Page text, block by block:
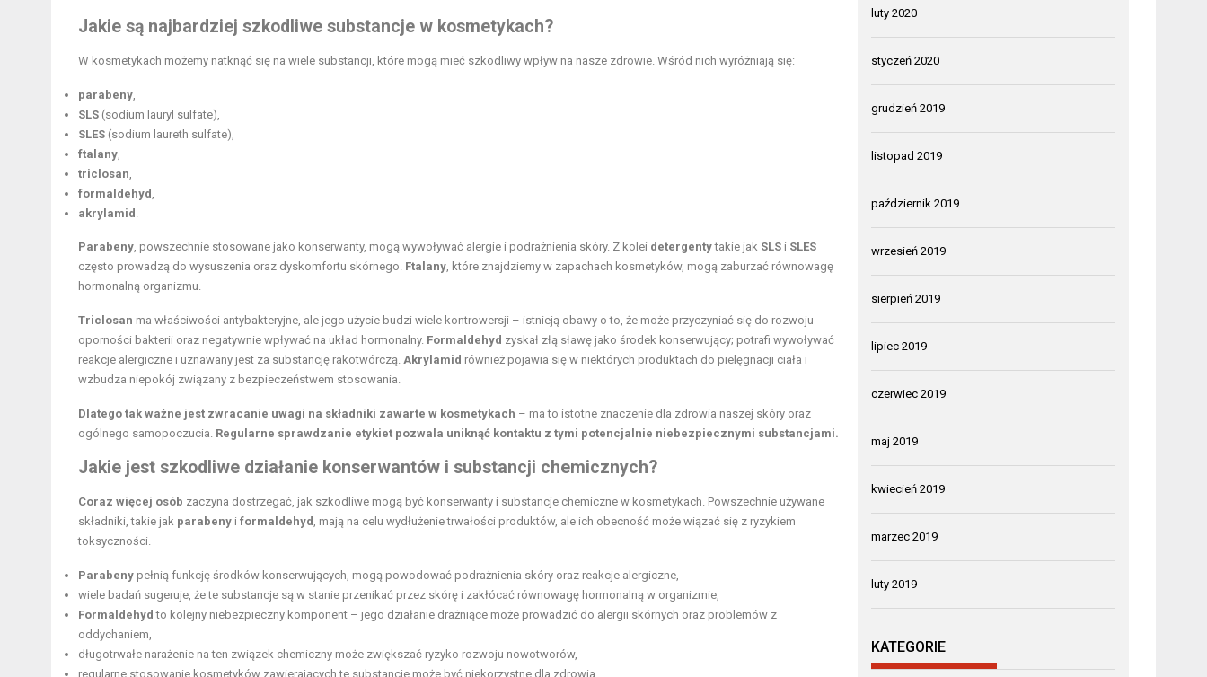
Jakie są najbardziej szkodliwe substancje w kosmetykach?
W kosmetykach możemy natknąć się na wiele substancji, które mogą mieć szkodliwy wpływ na nasze zdrowie. Wśród nich wyróżniają się:
parabeny
SLS (sodium lauryl sulfate),
SLES (sodium laureth sulfate),
ftalany
triclosan
formaldehyd
akrylamid
Parabeny , powszechnie stosowane jako konserwanty, mogą wywoływać alergie i podrażnienia skóry. Z kolei detergentytakie jak SLS i SLES
często prowadzą do wysuszenia oraz dyskomfortu skórnego. Ftalany , które znajdziemy w zapachach kosmetyków, mogą zaburzać równowagę
hormonalną organizmu.
Triclosan ma właściwości antybakteryjne, ale jego użycie budzi wiele kontrowersji – istnieją obawy o to, że może przyczyniać się do rozwoju
oporności bakterii oraz negatywnie wpływać na układ hormonalny. Formaldehyd zyskał złą sławę jako środek konserwujący; potrafi wywoływać
reakcje alergiczne i uznawany jest za substancję rakotwórczą. Akrylamid również pojawia się w niektórych produktach do pielęgnacji ciała i
wzbudza niepokój związany z bezpieczeństwem stosowania.
Dlatego tak ważne jest zwracanie uwagi na składniki zawarte w kosmetykach – ma to istotne znaczenie dla zdrowia naszej skóry oraz
ogólnego samopoczucia. Regularne sprawdzanie etykiet pozwala uniknąć kontaktu z tymi potencjalnie niebezpiecznymi substancjami.
Jakie jest szkodliwe działanie konserwantów i substancji chemicznych?
Coraz więcej osób zaczyna dostrzegać, jak szkodliwe mogą być konserwanty i substancje chemiczne w kosmetykach. Powszechnie używane
składniki, takie jak parabeny i formaldehyd , mają na celu wydłużenie trwałości produktów, ale ich obecność może wiązać się z ryzykiem
toksyczności.
Parabeny pełnią funkcję środków konserwujących, mogą powodować podrażnienia skóry oraz reakcje alergiczne,
wiele badań sugeruje, że te substancje są w stanie przenikać przez skórę i zakłócać równowagę hormonalną w organizmie,
Formaldehyd to kolejny niebezpieczny komponent – jego działanie drażniące może prowadzić do alergii skórnych oraz problemów z
oddychaniem,
długotrwałe narażenie na ten związek chemiczny może zwiększać ryzyko rozwoju nowotworów,
regularne stosowanie kosmetyków zawierających te substancje może być niekorzystne dla zdrowia.
luty 2020
styczeń 2020
grudzień 2019
listopad 2019
październik 2019
wrzesień 2019
sierpień 2019
lipiec 2019
czerwiec 2019
maj 2019
kwiecień 2019
marzec 2019
luty 2019
KATEGORIE